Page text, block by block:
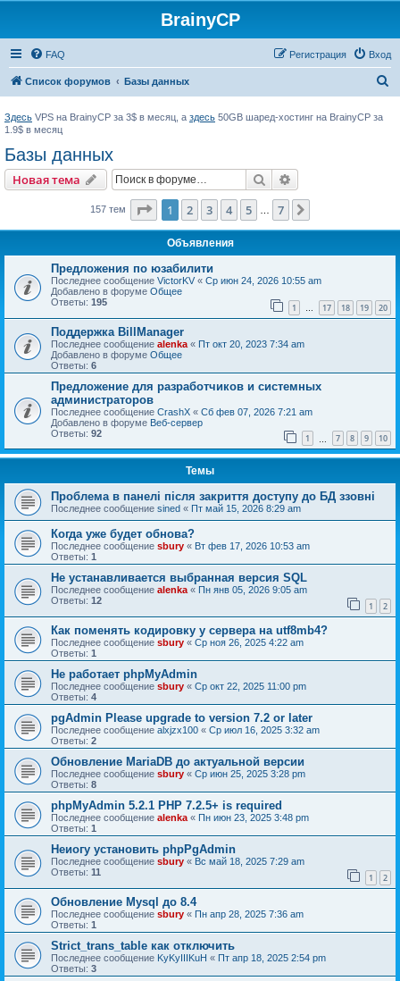
BrainyCP
FAQ Вход
Регистрация
Список форумов Базы данных
Здесь VPS на BrainyCP за 3$ в месяц, а здесь 50GB шаред-хостинг на BrainyCP за
1.9$ в месяц
Базы данных
Новая тема Поиск
157 тем Страница из
1 2 3 4 5 7
Объявления
Предложения по юзабилити
Последнее сообщение VictorKV « Ср июн 24, 2026 10:55 am
Добавлено в форуме Общее
Ответы: 195 1 … 17 18 19 20
Поддержка BillManager
Последнее сообщение alenka « Пт окт 20, 2023 7:34 am
Добавлено в форуме Общее
Ответы: 6
Предложение для разработчиков и системных
администраторов
Последнее сообщение CrashX « Сб фев 07, 2026 7:21 am
Добавлено в форуме Веб-сервер
Ответы: 92 1 7 8 9 10
Темы
Проблема в панелі після закриття доступу до БД ззовні
Последнее сообщение sined « Пт май 15, 2026 8:29 am
Когда уже будет обнова?
Последнее сообщение sbury « Вт фев 17, 2026 10:53 am
Ответы: 1
Не устанавливается выбранная версия SQL
Последнее сообщение alenka « Пн янв 05, 2026 9:05 am
Ответы: 12 1 2
Как поменять кодировку у сервера на utf8mb4?
Последнее сообщение sbury « Ср ноя 26, 2025 4:22 am
Ответы: 1
Не работает phpMyAdmin
Последнее сообщение sbury « Ср окт 22, 2025 11:00 pm
Ответы: 4
pgAdmin Please upgrade to version 7.2 or later
Последнее сообщение alxjzx100 « Ср июл 16, 2025 3:32 am
Ответы: 2
Обновление MariaDB до актуальной версии
Последнее сообщение sbury « Ср июн 25, 2025 3:28 pm
Ответы: 8
phpMyAdmin 5.2.1 PHP 7.2.5+ is required
Последнее сообщение alenka « Пн июн 23, 2025 3:48 pm
Ответы: 1
Неиогу установить phpPgAdmin
Последнее сообщение sbury « Вс май 18, 2025 7:29 am
Ответы: 11 1 2
Обновление Mysql до 8.4
Последнее сообщение sbury « Пн апр 28, 2025 7:36 am
Ответы: 1
Strict_trans_table как отключить
Последнее сообщение KyKyIIIKuH « Пт апр 18, 2025 2:54 pm
Ответы: 3